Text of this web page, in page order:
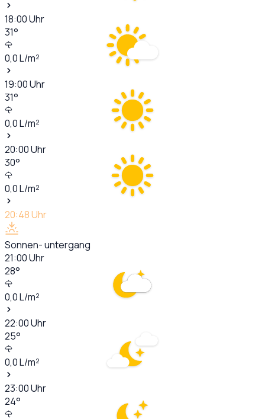
18:00Uhr
31°
0,0L/m²
19:00Uhr
31°
0,0L/m²
20:00Uhr
30°
0,0L/m²
20:48Uhr
Sonnen- untergang
21:00Uhr
28°
0,0L/m²
22:00Uhr
25°
0,0L/m²
23:00Uhr
24°